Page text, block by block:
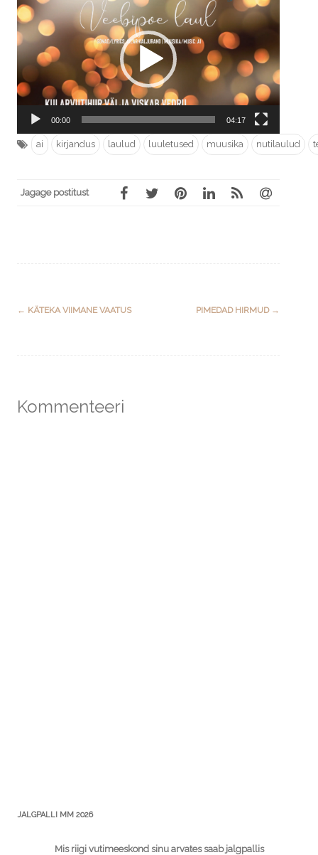
00:00 04:17
ai kirjandus laulud luuletused muusika nutilaulud
Jagage postitust
Post
← KÄTEKA VIIMANE VAATUS PIMEDAD HIRMUD →
Kommenteeri
JALGPALLI MM 2026
Mis riigi vutimeeskond sinu arvates saab jalgpallis